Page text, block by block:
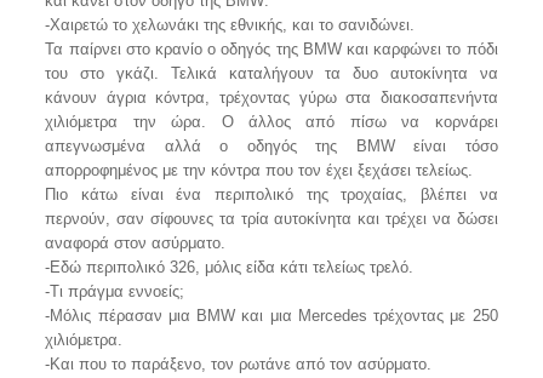
-Χαιρετώ το χελωνάκι της εθνικής, και το σανιδώνει.
Τα παίρνει στο κρανίο ο οδηγός της BMW και καρφώνει το πόδι
του στο γκάζι. Τελικά καταλήγουν τα δυο αυτοκίνητα να
κάνουν άγρια κόντρα, τρέχοντας γύρω στα διακοσαπενήντα
χιλιόμετρα την ώρα. Ο άλλος από πίσω να κορνάρει
απεγνωσμένα αλλά ο οδηγός της BMW είναι τόσο
απορροφημένος με την κόντρα που τον έχει ξεχάσει τελείως.
Πιο κάτω είναι ένα περιπολικό της τροχαίας, βλέπει να
περνούν, σαν σίφουνες τα τρία αυτοκίνητα και τρέχει να δώσει
αναφορά στον ασύρματο.
-Εδώ περιπολικό 326, μόλις είδα κάτι τελείως τρελό.
-Τι πράγμα εννοείς;
-Μόλις πέρασαν μια BMW και μια Mercedes τρέχοντας με 250
χιλιόμετρα.
-Και που το παράξενο, τον ρωτάνε από τον ασύρματο.